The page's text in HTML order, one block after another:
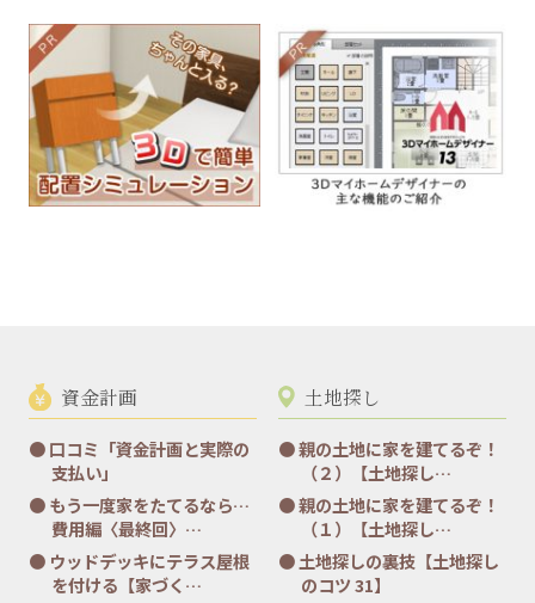
資金計画
口コミ「資金計画と実際の
支払い」
もう一度家をたてるなら…
費用編〈最終回〉…
ウッドデッキにテラス屋根
を付ける【家づく…
土地探し
親の土地に家を建てるぞ！
（２）【土地探し…
親の土地に家を建てるぞ！
（１）【土地探し…
土地探しの裏技【土地探し
のコツ 31】